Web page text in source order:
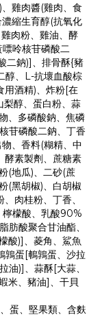
雞肉醬(雞肉、食
縮生育醇(抗氧化
肉粉、雞油、酵
呤核苷磷酸二
二鈉)]、排骨酥{豬
醇、L-抗壞血酸棕
用酒精)、炸粉[在
醇、蛋白粉、蒜
、多磷酸鈉、焦磷
苷磷酸二鈉、丁香
、香料(糊精、中
酵素製劑、蔗糖素
(地瓜)、二砂(蔗
(黑胡椒)、白胡椒
肉桂粉、丁香、
檸檬酸、乳酸90%
肪酸聚合甘油酯、
酸)]、菱角、鯊魚
鶉蛋[鵪鶉蛋、沙拉
油)]、蒜酥[大蒜、
米、豬油]、干貝
蛋、堅果類、含麩